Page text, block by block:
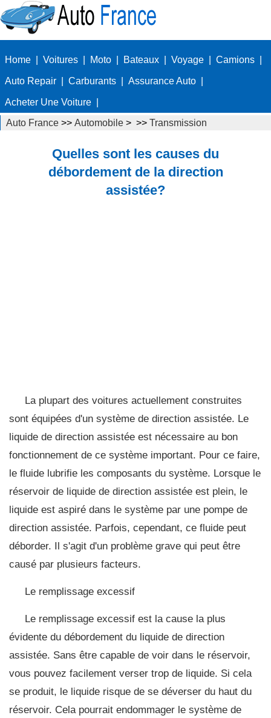
Home Voitures Moto Bateaux Voyage Camions
Auto Repair Carburants Assurance Auto
Acheter Une Voiture
Auto France >> Automobile > >> Transmission
Quelles sont les causes du
débordement de la direction
assistée?
La plupart des voitures actuellement construites
sont équipées d'un système de direction assistée. Le
liquide de direction assistée est nécessaire au bon
fonctionnement de ce système important. Pour ce faire,
le fluide lubrifie les composants du système. Lorsque le
réservoir de liquide de direction assistée est plein, le
liquide est aspiré dans le système par une pompe de
direction assistée. Parfois, cependant, ce fluide peut
déborder. Il s'agit d'un problème grave qui peut être
causé par plusieurs facteurs.
Le remplissage excessif
Le remplissage excessif est la cause la plus
évidente du débordement du liquide de direction
assistée. Sans être capable de voir dans le réservoir,
vous pouvez facilement verser trop de liquide. Si cela
se produit, le liquide risque de se déverser du haut du
réservoir. Cela pourrait endommager le système de